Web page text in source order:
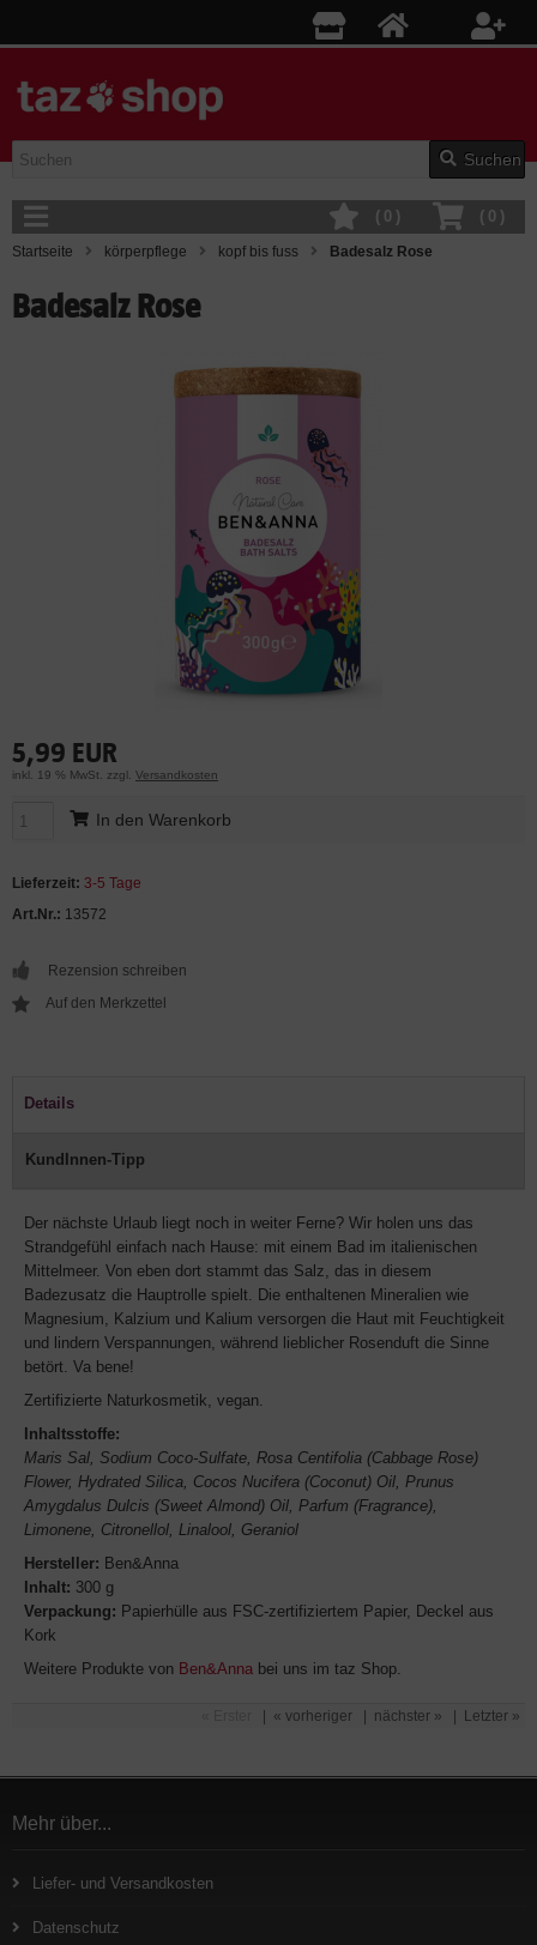
Suchen
( 0 )
( 0 )
Startseite körperpflege kopf bis fuss Badesalz Rose
Badesalz Rose
5,99 EUR
inkl. 19 % MwSt. zzgl. Versandkosten
In den Warenkorb
Lieferzeit: 3-5 Tage
Art.Nr.: 13572
Rezension schreiben
Details
KundInnen-Tipp
Der nächste Urlaub liegt noch in weiter Ferne? Wir holen uns das
Strandgefühl einfach nach Hause: mit einem Bad im italienischen
Mittelmeer. Von eben dort stammt das Salz, das in diesem
Badezusatz die Hauptrolle spielt. Die enthaltenen Mineralien wie
Magnesium, Kalzium und Kalium versorgen die Haut mit Feuchtigkeit
und lindern Verspannungen, während lieblicher Rosenduft die Sinne
betört. Va bene!
Zertifizierte Naturkosmetik, vegan.
Inhaltsstoffe:
Maris Sal, Sodium Coco-Sulfate, Rosa Centifolia (Cabbage Rose)
Flower, Hydrated Silica, Cocos Nucifera (Coconut) Oil, Prunus
Amygdalus Dulcis (Sweet Almond) Oil, Parfum (Fragrance),
Limonene, Citronellol, Linalool, Geraniol
Hersteller: Ben&Anna
Inhalt: 300 g
Verpackung: Papierhülle aus FSC-zertifiziertem Papier, Deckel aus
Kork
Weitere Produkte von Ben&Anna bei uns im taz Shop.
« vorheriger nächster » Letzter »
Mehr über...
Liefer- und Versandkosten
Datenschutz